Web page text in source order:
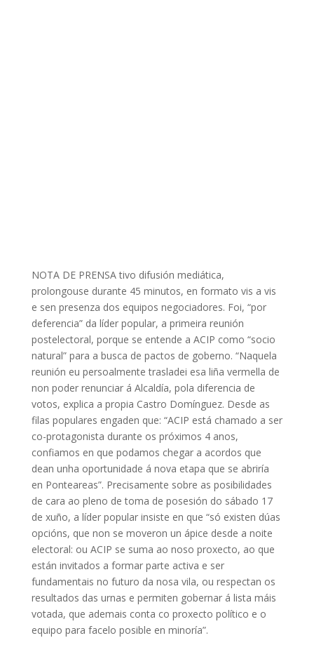
NOTA DE PRENSA tivo difusión mediática,
prolongouse durante 45 minutos, en formato vis a vis
e sen presenza dos equipos negociadores. Foi, “por
deferencia” da líder popular, a primeira reunión
postelectoral, porque se entende a ACIP como “socio
natural” para a busca de pactos de goberno. “Naquela
reunión eu persoalmente trasladei esa liña vermella de
non poder renunciar á Alcaldía, pola diferencia de
votos, explica a propia Castro Domínguez. Desde as
filas populares engaden que: “ACIP está chamado a ser
co-protagonista durante os próximos 4 anos,
confiamos en que podamos chegar a acordos que
dean unha oportunidade á nova etapa que se abriría
en Ponteareas”. Precisamente sobre as posibilidades
de cara ao pleno de toma de posesión do sábado 17
de xuño, a líder popular insiste en que “só existen dúas
opcións, que non se moveron un ápice desde a noite
electoral: ou ACIP se suma ao noso proxecto, ao que
están invitados a formar parte activa e ser
fundamentais no futuro da nosa vila, ou respectan os
resultados das urnas e permiten gobernar á lista máis
votada, que ademais conta co proxecto político e o
equipo para facelo posible en minoría”.